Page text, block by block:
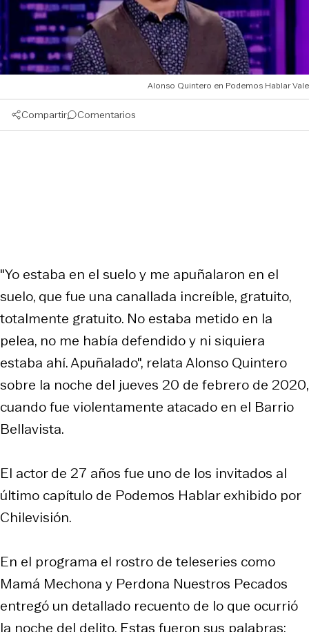
Alonso Quintero en Podemos Hablar Vale
Compartir Comentarios
"Yo estaba en el suelo y me apuñalaron en el
suelo, que fue una canallada increíble, gratuito,
totalmente gratuito. No estaba metido en la
pelea, no me había defendido y ni siquiera
estaba ahí. Apuñalado", relata Alonso Quintero
sobre la noche del jueves 20 de febrero de 2020,
cuando fue violentamente atacado en el Barrio
Bellavista.
El actor de 27 años fue uno de los invitados al
último capítulo de Podemos Hablar exhibido por
Chilevisión.
En el programa el rostro de teleseries como
Mamá Mechona y Perdona Nuestros Pecados
entregó un detallado recuento de lo que ocurrió
la noche del delito. Estas fueron sus palabras: